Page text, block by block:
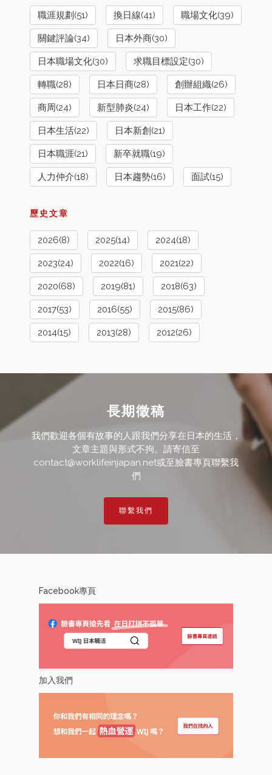
職涯規劃(51) 換日線(41) 職場文化(39)
關鍵評論(34) 日本外商(30)
日本職場文化(30) 求職目標設定(30)
轉職(28) 日本日商(28) 創辦組織(26)
商周(24) 新型肺炎(24) 日本工作(22)
日本生活(22) 日本新創(21)
日本職涯(21) 新卒就職(19)
人力仲介(18) 日本趨勢(16) 面試(15)
歷史文章
2026(8) 2025(14) 2024(18)
2023(24) 2022(16) 2021(22)
2020(68) 2019(81) 2018(63)
2017(53) 2016(55) 2015(86)
2014(15) 2013(28) 2012(26)
長期徵稿
我們歡迎各個有故事的人跟我們分享在日本的生活，
文章主題與形式不拘。請寄信至
contact@worklifeinjapan.net或至臉書專頁聯繫我
們
聯繫我們
Facebook專頁
加入我們